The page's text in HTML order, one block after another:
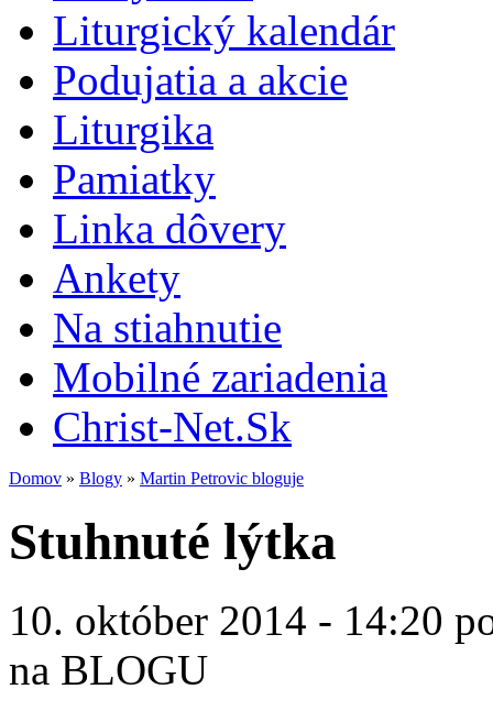
Liturgický kalendár
Podujatia a akcie
Liturgika
Pamiatky
Linka dôvery
Ankety
Na stiahnutie
Mobilné zariadenia
Christ-Net.Sk
Domov » Blogy » Martin Petrovic bloguje
Stuhnuté lýtka
10. október 2014 - 14:20
na BLOGU